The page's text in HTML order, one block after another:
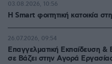
Η Smart φοιτητική κατοικία
03.08.2026, 10:56
Επαγγελματική Εκπαίδευση &
σε Bάζει στην Aγορά
26.07.2026, 09:54